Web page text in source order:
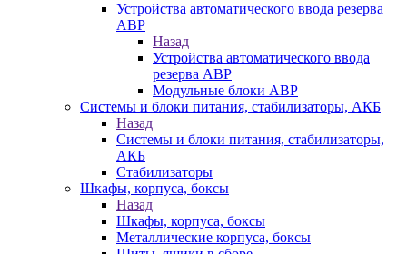
Устройства автоматического ввода резерва
АВР
Назад
Устройства автоматического ввода
резерва АВР
Модульные блоки АВР
Системы и блоки питания, стабилизаторы, АКБ
Назад
Системы и блоки питания, стабилизаторы,
АКБ
Стабилизаторы
Шкафы, корпуса, боксы
Назад
Шкафы, корпуса, боксы
Металлические корпуса, боксы